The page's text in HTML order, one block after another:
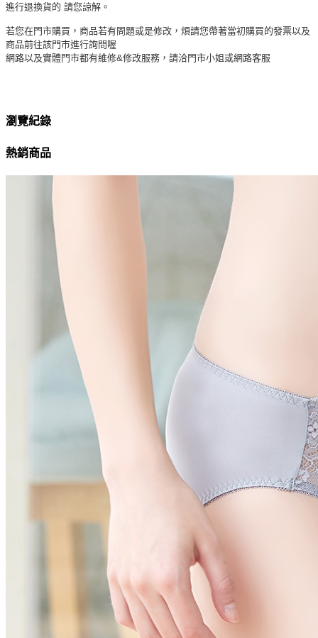
進行退換貨的 請您諒解。
若您在門市購買，商品若有問題或是修改，煩請您帶著當初購買的發票以及
商品前往該門市進行詢問喔
網路以及實體門市都有維修&修改服務，請洽門市小姐或網路客服
瀏覽紀錄
熱銷商品